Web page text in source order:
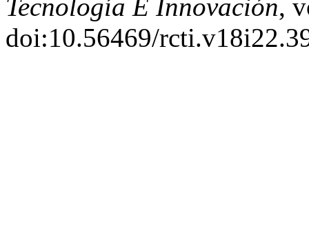
Tecnología E Innovación,
doi:10.56469/